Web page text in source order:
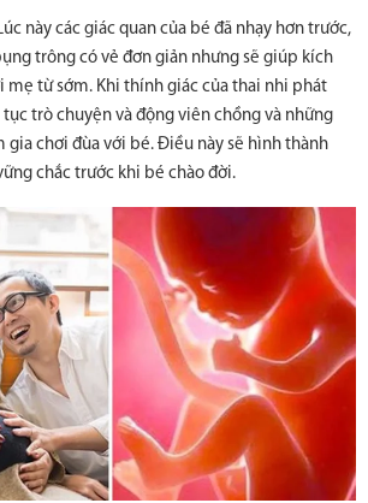
này các giác quan của bé đã nhạy hơn trước,
trông có vẻ đơn giản nhưng sẽ giúp kích
mẹ từ sớm. Khi thính giác của thai nhi phát
trò chuyện và động viên chồng và những
gia chơi đùa với bé. Điều này sẽ hình thành
chắc trước khi bé chào đời.